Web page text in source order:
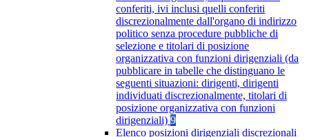
conferiti, ivi inclusi quelli conferiti
discrezionalmente dall'organo di indirizzo
politico senza procedure pubbliche di
selezione e titolari di posizione
organizzativa con funzioni dirigenziali (da
pubblicare in tabelle che distinguano le
seguenti situazioni: dirigenti, dirigenti
individuati discrezionalmente, titolari di
posizione organizzativa con funzioni
dirigenziali) 9
Elenco posizioni dirigenziali discrezionali